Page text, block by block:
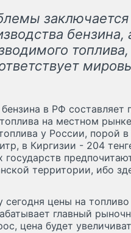
заключается
бензина,
топлива,
в РФ составляет
на местном
у России, порой
в Киргизии - 204
территории, ибо
сегодня цены на топливо
главный
цена будет